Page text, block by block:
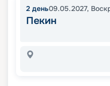
2 день09.05.2027,
Пекин